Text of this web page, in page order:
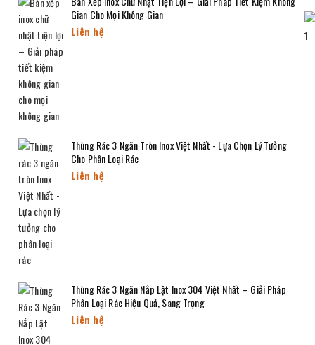
Gian Cho Mọi Không Gian
Liên hệ
Thùng Rác 3 Ngăn Tròn Inox Việt Nhất - Lựa Chọn Lý Tưởng
Cho Phân Loại Rác
Liên hệ
Thùng Rác 3 Ngăn Nắp Lật Inox 304 Việt Nhất – Giải Pháp
Phân Loại Rác Hiệu Quả, Sang Trọng
Liên hệ